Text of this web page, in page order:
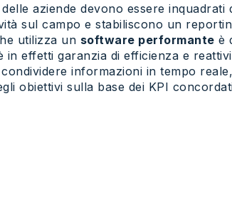
aziende devono essere inquadrati
sul campo e stabiliscono un
utilizza un software performante è
in effetti garanzia di efficienza e
informazioni in tempo reale,
obiettivi sulla base dei KPI